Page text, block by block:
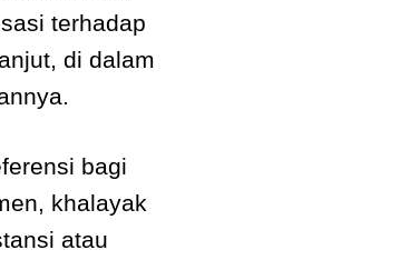
terhadap
di dalam
bagi
khalayak
atau